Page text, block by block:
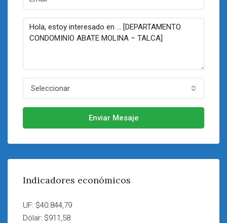
Seleccionar
Enviar Mesaje
Indicadores económicos
UF: $40.844,79
Dólar: $911,58